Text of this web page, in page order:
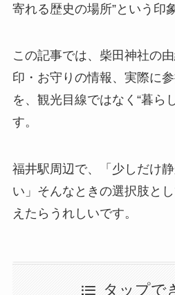
寄れる歴史の場所”という印
この記事では、柴田神社の
印・お守りの情報、実際に
を、観光目線ではなく“暮ら
す。
福井駅周辺で、「少しだけ
い」そんなときの選択肢と
えたらうれしいです。
タップで